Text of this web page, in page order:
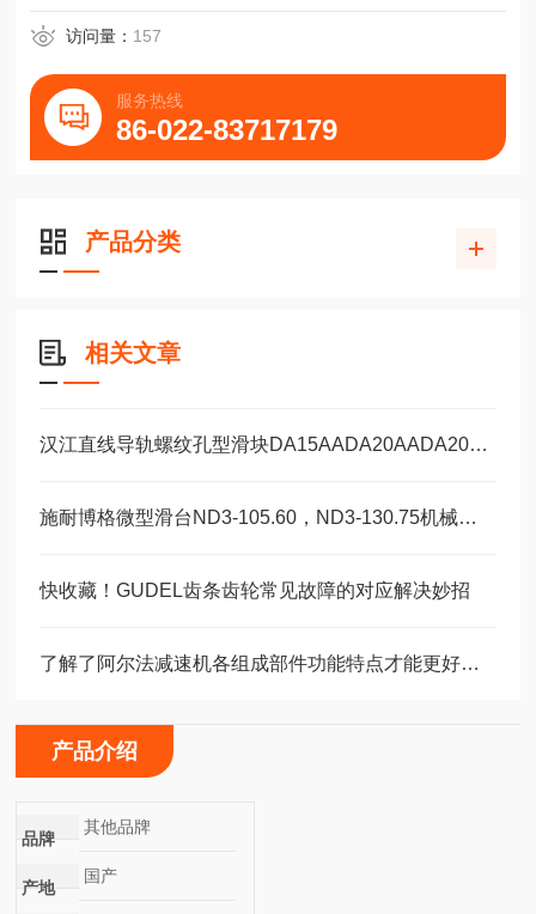
访问量： 157
服务热线
86-022-83717179
产品分类
相关文章
汉江直线导轨螺纹孔型滑块DA15AADA20AADA20AAL
施耐博格微型滑台ND3-105.60，ND3-130.75机械装配轴承
快收藏！GUDEL齿条齿轮常见故障的对应解决妙招
了解了阿尔法减速机各组成部件功能特点才能更好的使用它
产品介绍
品牌
其他品牌
产地
国产